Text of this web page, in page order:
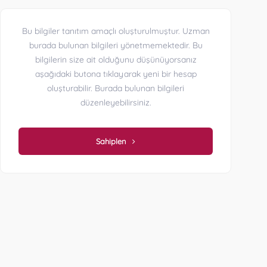
Bu bilgiler tanıtım amaçlı oluşturulmuştur. Uzman
burada bulunan bilgileri yönetmemektedir. Bu
bilgilerin size ait olduğunu düşünüyorsanız
aşağıdaki butona tıklayarak yeni bir hesap
oluşturabilir. Burada bulunan bilgileri
düzenleyebilirsiniz.
Sahiplen